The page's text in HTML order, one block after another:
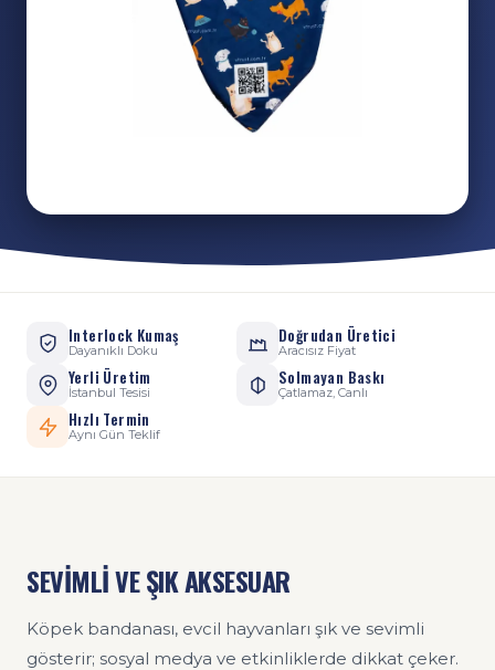
Interlock Kumaş
Dayanıklı Doku
Doğrudan Üretici
Aracısız Fiyat
Yerli Üretim
İstanbul Tesisi
Solmayan Baskı
Çatlamaz, Canlı
Hızlı Termin
Aynı Gün Teklif
SEVİMLİ VE ŞIK AKSESUAR
Köpek bandanası, evcil hayvanları şık ve sevimli
gösterir; sosyal medya ve etkinliklerde dikkat çeker.